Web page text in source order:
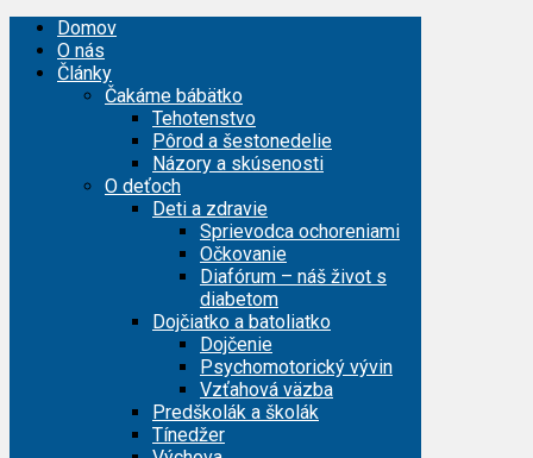
Domov
O nás
Články
Čakáme bábätko
Tehotenstvo
Pôrod a šestonedelie
Názory a skúsenosti
O deťoch
Deti a zdravie
Sprievodca ochoreniami
Očkovanie
Diafórum – náš život s
diabetom
Dojčiatko a batoliatko
Dojčenie
Psychomotorický vývin
Vzťahová väzba
Predškolák a školák
Tínedžer